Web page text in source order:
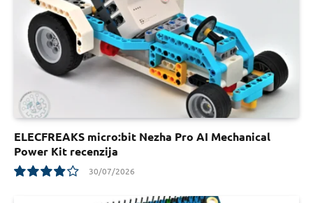
ELECFREAKS micro:bit Nezha Pro AI Mechanical
Power Kit recenzija
30/07/2026